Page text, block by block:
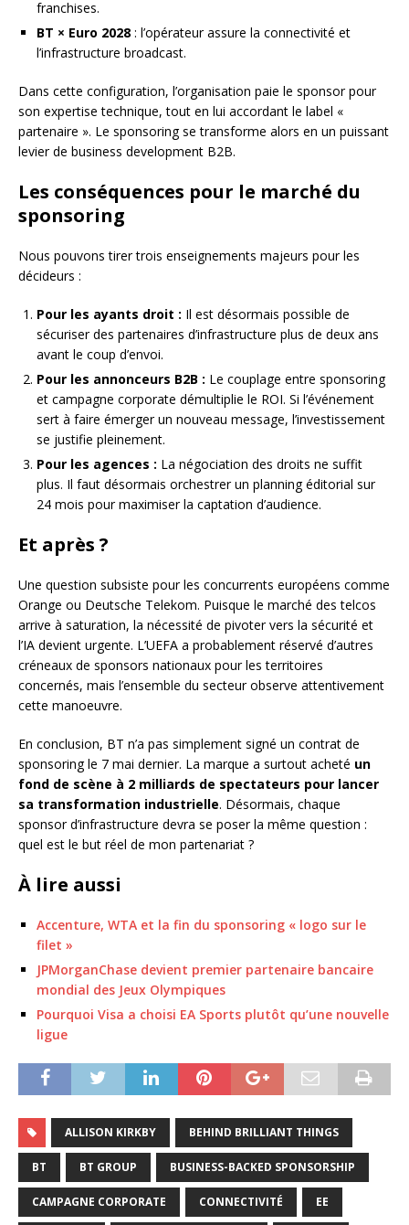
franchises.
BT × Euro 2028 : l’opérateur assure la connectivité et
l’infrastructure broadcast.
Dans cette configuration, l’organisation paie le sponsor pour
son expertise technique, tout en lui accordant le label «
partenaire ». Le sponsoring se transforme alors en un puissant
levier de business development B2B.
Les conséquences pour le marché du
sponsoring
Nous pouvons tirer trois enseignements majeurs pour les
décideurs :
Pour les ayants droit : Il est désormais possible de
sécuriser des partenaires d’infrastructure plus de deux ans
avant le coup d’envoi.
Pour les annonceurs B2B : Le couplage entre sponsoring
et campagne corporate démultiplie le ROI. Si l’événement
sert à faire émerger un nouveau message, l’investissement
se justifie pleinement.
Pour les agences : La négociation des droits ne suffit
plus. Il faut désormais orchestrer un planning éditorial sur
24 mois pour maximiser la captation d’audience.
Et après ?
Une question subsiste pour les concurrents européens comme
Orange ou Deutsche Telekom. Puisque le marché des telcos
arrive à saturation, la nécessité de pivoter vers la sécurité et
l’IA devient urgente. L’UEFA a probablement réservé d’autres
créneaux de sponsors nationaux pour les territoires
concernés, mais l’ensemble du secteur observe attentivement
cette manoeuvre.
En conclusion, BT n’a pas simplement signé un contrat de
sponsoring le 7 mai dernier. La marque a surtout acheté un
fond de scène à 2 milliards de spectateurs pour lancer
sa transformation industrielle. Désormais, chaque
sponsor d’infrastructure devra se poser la même question :
quel est le but réel de mon partenariat ?
À lire aussi
Accenture, WTA et la fin du sponsoring « logo sur le
filet »
JPMorganChase devient premier partenaire bancaire
mondial des Jeux Olympiques
Pourquoi Visa a choisi EA Sports plutôt qu’une nouvelle
ligue
ALLISON KIRKBY BEHIND BRILLIANT THINGS
BT BT GROUP BUSINESS-BACKED SPONSORSHIP
CAMPAGNE CORPORATE CONNECTIVITÉ EE